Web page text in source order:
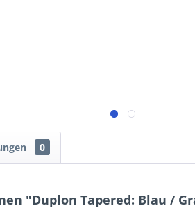
0
"Duplon Tapered: Blau /